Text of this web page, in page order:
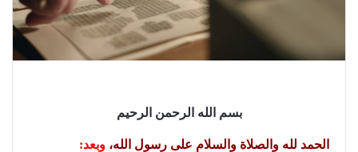
بسم الله الرحمن الرحيم
الحمد لله والصلاة والسلام على رسول الله، وبعد: